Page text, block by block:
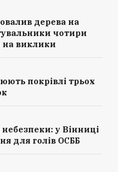
дерева на
чотири
на виклики
покрівлі трьох
у Вінниці
для голів ОСББ